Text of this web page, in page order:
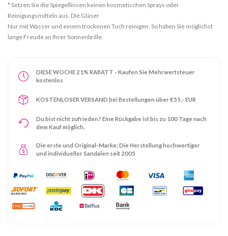
* Setzen Sie die Spiegellinsen keinen kosmetischen Sprays oder
Reinigungsmitteln aus. Die Gläser
Nur mit Wasser und einem trockenen Tuch reinigen. So haben Sie möglichst
lange Freude an Ihrer Sonnenbrille.
DIESE WOCHE 21% RABATT - Kaufen Sie Mehrwertsteuer
kostenlos
KOSTENLOSER VERSAND bei Bestellungen über €55,- EUR
Du bist nicht zufrieden? Eine Rückgabe ist bis zu 100 Tage nach
dem Kauf möglich.
Die erste und Original-Marke: Die Herstellung hochwertiger
und individueller Sandalen seit 2005